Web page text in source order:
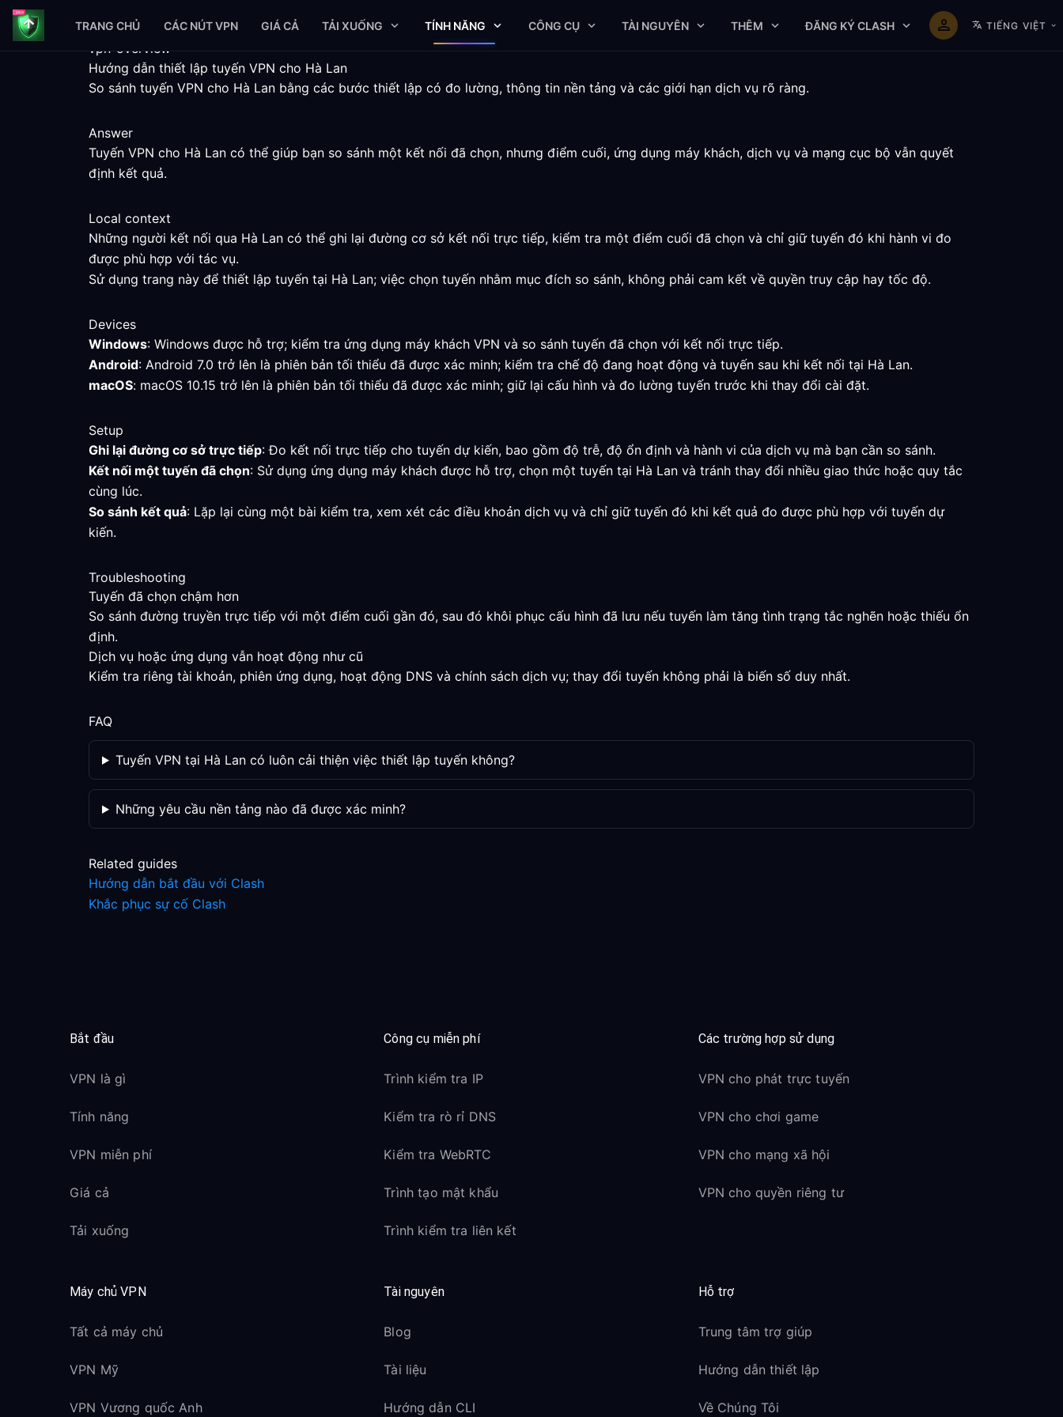
TRANG CHỦ CÁC NÚT VPN GIÁ CẢ TẢI XUỐNG TÍNH NĂNG CÔNG CỤ TÀI NGUYÊN THÊM ĐĂNG KÝ CLASH TIẾNG VIỆT
vpn-overview
Hướng dẫn thiết lập tuyến VPN cho Hà Lan
So sánh tuyến VPN cho Hà Lan bằng các bước thiết lập có đo lường, thông tin nền tảng và các giới hạn dịch vụ rõ ràng.
Answer
Tuyến VPN cho Hà Lan có thể giúp bạn so sánh một kết nối đã chọn, nhưng điểm cuối, ứng dụng máy khách, dịch vụ và mạng cục bộ vẫn quyết
định kết quả.
Local context
Những người kết nối qua Hà Lan có thể ghi lại đường cơ sở kết nối trực tiếp, kiểm tra một điểm cuối đã chọn và chỉ giữ tuyến đó khi hành vi đo
được phù hợp với tác vụ.
Sử dụng trang này để thiết lập tuyến tại Hà Lan; việc chọn tuyến nhằm mục đích so sánh, không phải cam kết về quyền truy cập hay tốc độ.
Devices
Windows: Windows được hỗ trợ; kiểm tra ứng dụng máy khách VPN và so sánh tuyến đã chọn với kết nối trực tiếp.
Android: Android 7.0 trở lên là phiên bản tối thiểu đã được xác minh; kiểm tra chế độ đang hoạt động và tuyến sau khi kết nối tại Hà Lan.
macOS: macOS 10.15 trở lên là phiên bản tối thiểu đã được xác minh; giữ lại cấu hình và đo lường tuyến trước khi thay đổi cài đặt.
Setup
Ghi lại đường cơ sở trực tiếp: Đo kết nối trực tiếp cho tuyến dự kiến, bao gồm độ trễ, độ ổn định và hành vi của dịch vụ mà bạn cần so sánh.
Kết nối một tuyến đã chọn: Sử dụng ứng dụng máy khách được hỗ trợ, chọn một tuyến tại Hà Lan và tránh thay đổi nhiều giao thức hoặc quy tắc
cùng lúc.
So sánh kết quả: Lặp lại cùng một bài kiểm tra, xem xét các điều khoản dịch vụ và chỉ giữ tuyến đó khi kết quả đo được phù hợp với tuyến dự
kiến.
Troubleshooting
Tuyến đã chọn chậm hơn
So sánh đường truyền trực tiếp với một điểm cuối gần đó, sau đó khôi phục cấu hình đã lưu nếu tuyến làm tăng tình trạng tắc nghẽn hoặc thiếu ổn
định.
Dịch vụ hoặc ứng dụng vẫn hoạt động như cũ
Kiểm tra riêng tài khoản, phiên ứng dụng, hoạt động DNS và chính sách dịch vụ; thay đổi tuyến không phải là biến số duy nhất.
FAQ
Tuyến VPN tại Hà Lan có luôn cải thiện việc thiết lập tuyến không?
Những yêu cầu nền tảng nào đã được xác minh?
Related guides
Hướng dẫn bắt đầu với Clash
Khắc phục sự cố Clash
Bắt đầu
VPN là gì
Tính năng
VPN miễn phí
Giá cả
Tải xuống
Công cụ miễn phí
Trình kiểm tra IP
Kiểm tra rò rỉ DNS
Kiểm tra WebRTC
Trình tạo mật khẩu
Trình kiểm tra liên kết
Các trường hợp sử dụng
VPN cho phát trực tuyến
VPN cho chơi game
VPN cho mạng xã hội
VPN cho quyền riêng tư
Máy chủ VPN
Tất cả máy chủ
VPN Mỹ
VPN Vương quốc Anh
Tài nguyên
Blog
Tài liệu
Hướng dẫn CLI
Hỗ trợ
Trung tâm trợ giúp
Hướng dẫn thiết lập
Về Chúng Tôi